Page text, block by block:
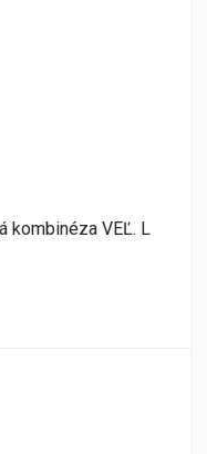
kombinéza VEĽ. L